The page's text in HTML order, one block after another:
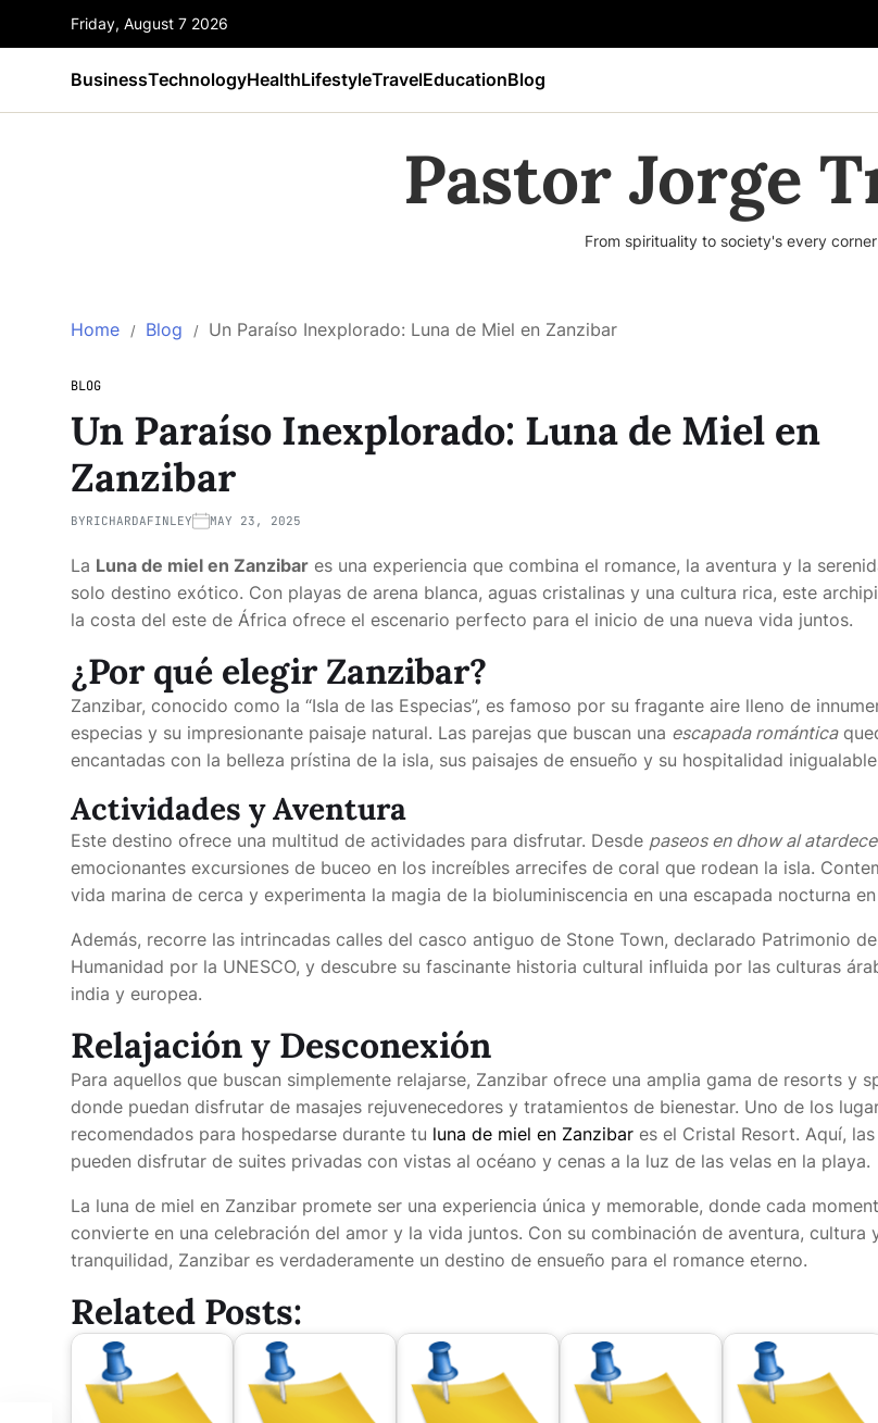
Friday, August 7 2026
BusinessTechnologyHealthLifestyleTravelEducationBlog
Pastor Jorge
From spirituality to society's every corner
Home Blog Un Paraíso Inexplorado: Luna de Miel en Zanzibar
BLOG
Un Paraíso Inexplorado: Luna de Miel en
Zanzibar
BYRICHARDAFINLEY MAY 23, 2025
La Luna de miel en Zanzibar es una experiencia que combina el romance, la aventura y la
solo destino exótico. Con playas de arena blanca, aguas cristalinas y una cultura rica, este
la costa del este de África ofrece el escenario perfecto para el inicio de una nueva vida juntos.
¿Por qué elegir Zanzibar?
Zanzibar, conocido como la “Isla de las Especias”, es famoso por su fragante aire lleno de
especias y su impresionante paisaje natural. Las parejas que buscan una escapada romántica
encantadas con la belleza prístina de la isla, sus paisajes de ensueño y su hospitalidad
Actividades y Aventura
Este destino ofrece una multitud de actividades para disfrutar. Desde paseos en dhow al
emocionantes excursiones de buceo en los increíbles arrecifes de coral que rodean la isla.
vida marina de cerca y experimenta la magia de la bioluminiscencia en una escapada nocturna
Además, recorre las intrincadas calles del casco antiguo de Stone Town, declarado Patrimonio
Humanidad por la UNESCO, y descubre su fascinante historia cultural influida por las culturas
india y europea.
Relajación y Desconexión
Para aquellos que buscan simplemente relajarse, Zanzibar ofrece una amplia gama de resorts y
donde puedan disfrutar de masajes rejuvenecedores y tratamientos de bienestar. Uno de los
recomendados para hospedarse durante tu luna de miel en Zanzibar es el Cristal Resort. Aquí,
pueden disfrutar de suites privadas con vistas al océano y cenas a la luz de las velas en la playa.
La luna de miel en Zanzibar promete ser una experiencia única y memorable, donde cada
convierte en una celebración del amor y la vida juntos. Con su combinación de aventura, cultura
tranquilidad, Zanzibar es verdaderamente un destino de ensueño para el romance eterno.
Related Posts: